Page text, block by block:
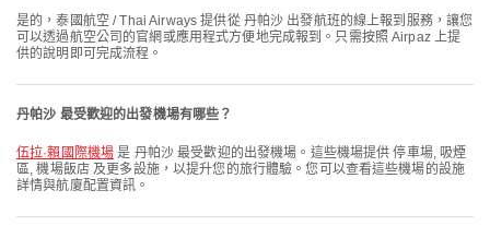
是的，泰國航空 / Thai Airways 提供從 丹帕沙 出發航班的線上報到服務，讓您
可以透過航空公司的官網或應用程式方便地完成報到。只需按照 Airpaz 上提
供的說明即可完成流程。
丹帕沙 最受歡迎的出發機場有哪些？
伍拉·賴國際機場 是 丹帕沙 最受歡迎的出發機場。這些機場提供 停車場, 吸煙
區, 機場飯店 及更多設施，以提升您的旅行體驗。您可以查看這些機場的設施
詳情與航廈配置資訊。